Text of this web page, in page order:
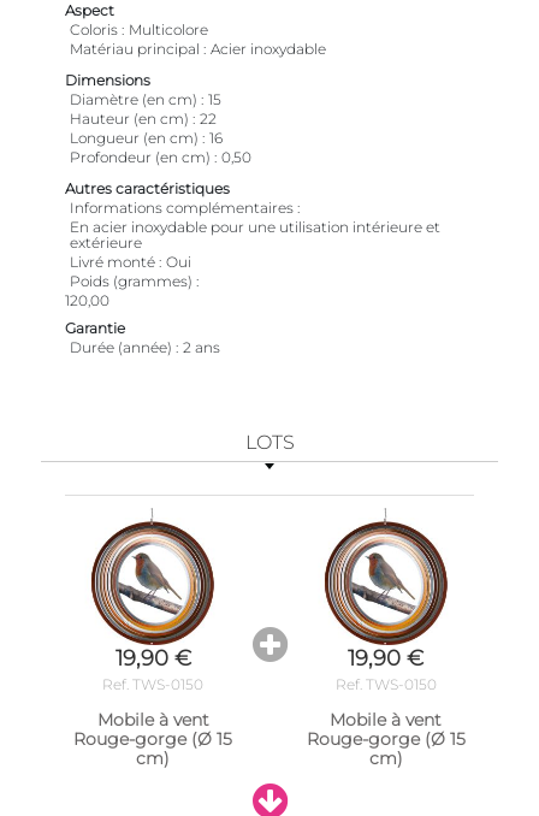
Aspect
Coloris
Multicolore
Matériau principal
Acier inoxydable
Dimensions
Diamètre (en cm)
15
Hauteur (en cm)
22
Longueur (en cm)
16
Profondeur (en cm)
0,50
Autres caractéristiques
Informations complémentaires
En acier inoxydable pour une utilisation intérieure et
extérieure
Livré monté Oui
Poids (grammes)
120,00
Garantie
Durée (année)
2 ans
LOTS
19,90 €
Ref. TWS-0150
Mobile à vent
Rouge-gorge (Ø 15
cm)
19,90 €
Ref. TWS-0150
Mobile à vent
Rouge-gorge (Ø 15
cm)